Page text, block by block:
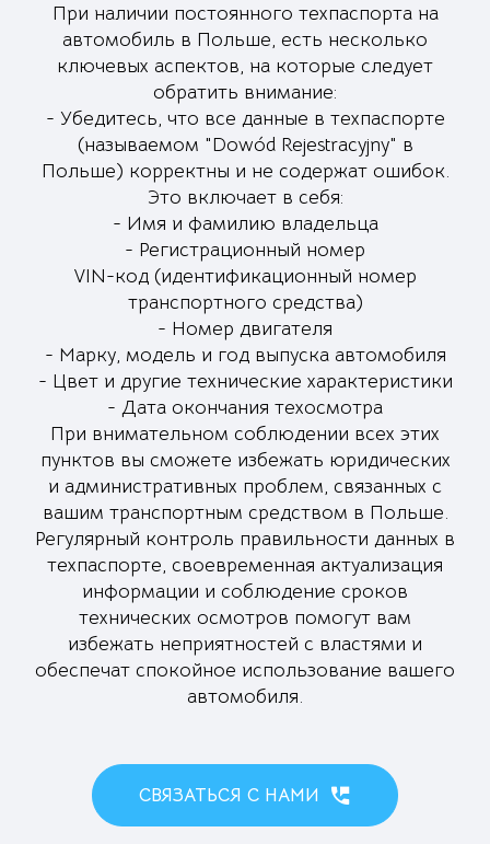
При наличии постоянного техпаспорта на
автомобиль в Польше, есть несколько
ключевых аспектов, на которые следует
обратить внимание:
- Убедитесь, что все данные в техпаспорте
(называемом "Dowód Rejestracyjny" в
Польше) корректны и не содержат ошибок.
Это включает в себя:
- Имя и фамилию владельца
- Регистрационный номер
VIN-код (идентификационный номер
транспортного средства)
- Номер двигателя
- Марку, модель и год выпуска автомобиля
- Цвет и другие технические характеристики
- Дата окончания техосмотра
При внимательном соблюдении всех этих
пунктов вы сможете избежать юридических
и административных проблем, связанных с
вашим транспортным средством в Польше.
Регулярный контроль правильности данных в
техпаспорте, своевременная актуализация
информации и соблюдение сроков
технических осмотров помогут вам
избежать неприятностей с властями и
обеспечат спокойное использование вашего
автомобиля.
СВЯЗАТЬСЯ С НАМИ